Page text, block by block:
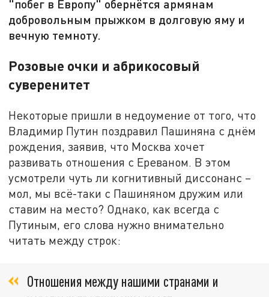
"побег в Европу" обернётся армянам
добровольным прыжком в долговую яму и
вечную темноту.
Розовые очки и абрикосовый
суверенитет
Некоторые пришли в недоумение от того, что
Владимир Путин поздравил Пашиняна с днём
рождения, заявив, что Москва хочет
развивать отношения с Ереваном. В этом
усмотрели чуть ли когнитивный диссонанс –
мол, мы всё-таки с Пашиняном дружим или
ставим на место? Однако, как всегда с
Путиным, его слова нужно внимательно
читать между строк:
Отношения между нашими странами и